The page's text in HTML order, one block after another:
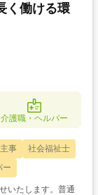
く働ける環
介護職・ヘルパー
事
社会福祉士
ー
いたします。普通